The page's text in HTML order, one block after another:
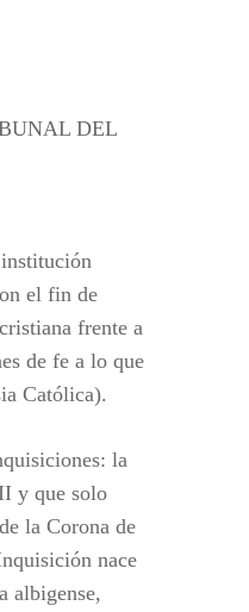
DEL
el fin de
frente a
de fe a lo que
Católica).
la
y que solo
la Corona de
nace
albigense,